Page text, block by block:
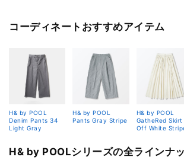
コーディネートおすすめアイテム
H& by POOL
Denim Pants 34
Light Gray
H& by POOL
Pants Gray Stripe
H& by POOL
GatheRed Skirt
Off White
H& by POOLシリーズの全ラインナ